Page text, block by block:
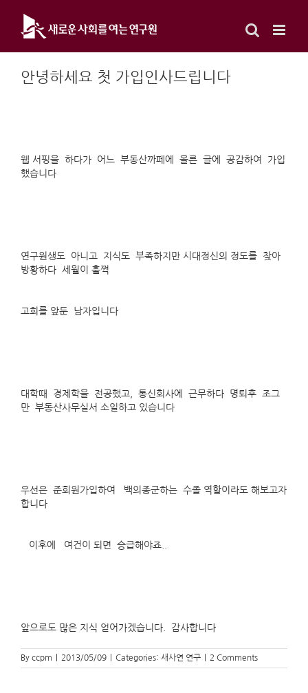
content
안녕하세요 첫 가입인사드립니다
웹 서핑을 하다가 어느 부동산까페에 올른 글에 공감하여 가입
했습니다
연구원생도 아니고 지식도 부족하지만 시대정신의 정도를 찾아
방황하다 세월이 훌쩍
고희를 앞둔 남자입니다
대학때 경제학을 전공했고, 통신회사에 근무하다 명퇴후 조그
만 부동산사무실서 소일하고 있습니다
우선은 준회원가입하여 백의종군하는 수졸 역할이라도 해보고자
합니다
이후에 여건이 되면 승급해야죠..
앞으로도 많은 지식 얻어가겠습니다. 감사합니다
By ccpm 2013/05/09 Categories: 새사연 연구 2 Comments